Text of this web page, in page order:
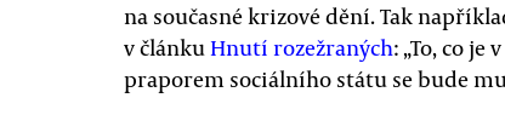
na současné krizové dění. Tak
v článkuHnutí rozežraných: „To, co
praporem sociálního státu se bude